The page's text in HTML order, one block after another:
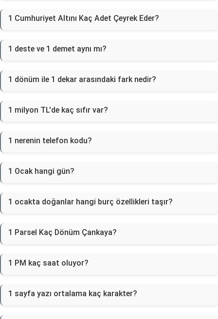
1 Cumhuriyet Altını Kaç Adet Çeyrek Eder?
1 deste ve 1 demet aynı mı?
1 dönüm ile 1 dekar arasındaki fark nedir?
1 milyon TL'de kaç sıfır var?
1 nerenin telefon kodu?
1 Ocak hangi gün?
1 ocakta doğanlar hangi burç özellikleri taşır?
1 Parsel Kaç Dönüm Çankaya?
1 PM kaç saat oluyor?
1 sayfa yazı ortalama kaç karakter?